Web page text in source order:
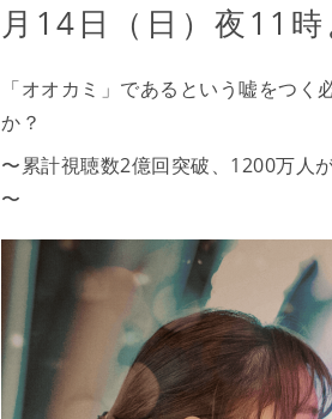
月14日（日）夜11
「オオカミ」であるという嘘をつ
か？
〜累計視聴数2億回突破、1200万人
〜